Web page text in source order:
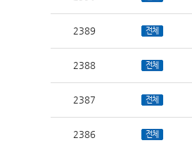
2389 전체
2388 전체
2387 전체
2386 전체